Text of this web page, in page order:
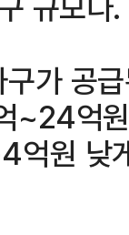
가 공
억원
원 낮